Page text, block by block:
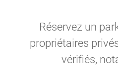
Réservez un
propriétaires
vérifiés,